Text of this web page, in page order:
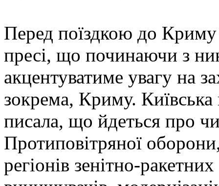
Перед поїздкою до Криму
пресі, що починаючи з
акцентуватиме увагу на
зокрема, Криму.
писала, що йдеться про
Протиповітряної
регіонів зенітно-